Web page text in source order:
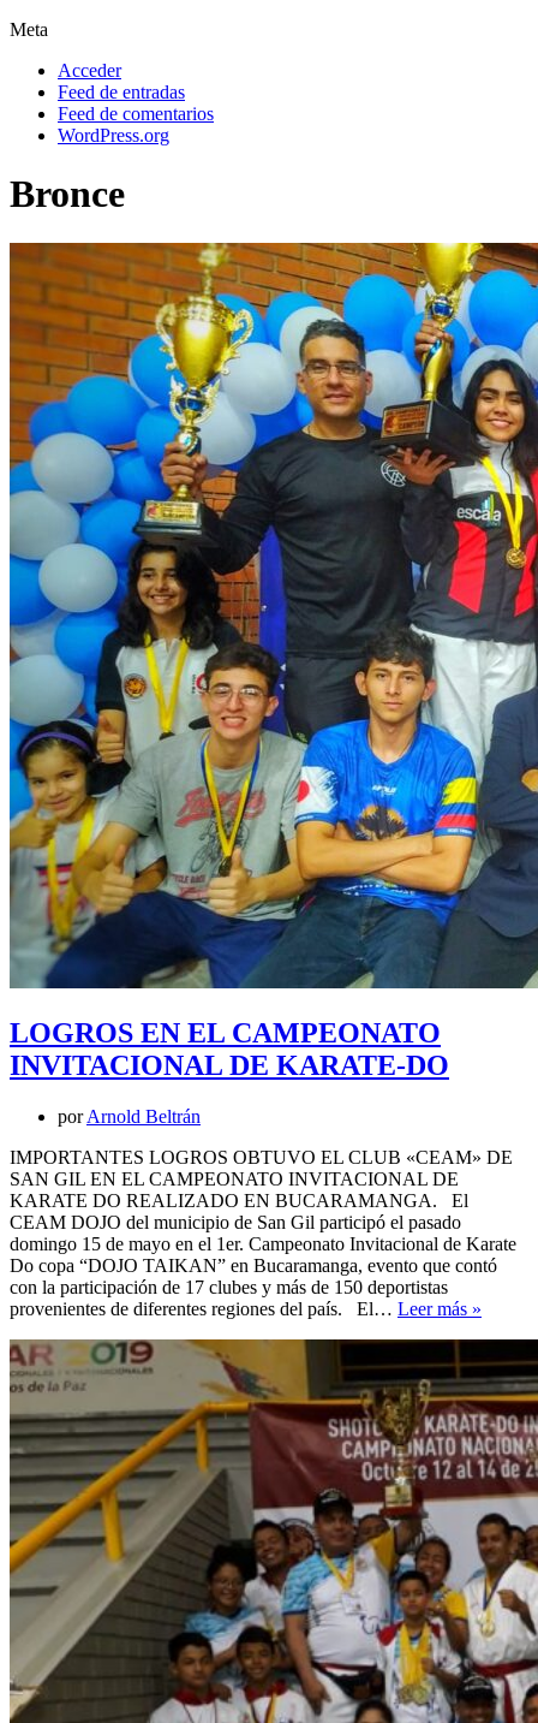
Meta
Acceder
Feed de entradas
Feed de comentarios
WordPress.org
Bronce
LOGROS EN EL CAMPEONATO
INVITACIONAL DE KARATE-DO
porArnold Beltrán
IMPORTANTES LOGROS OBTUVO EL CLUB «CEAM» DE
SAN GIL EN EL CAMPEONATO INVITACIONAL DE
KARATE DO REALIZADO EN BUCARAMANGA. El
CEAM DOJO del municipio de San Gil participó el pasado
domingo 15 de mayo en el 1er. Campeonato Invitacional de Karate
Do copa “DOJO TAIKAN” en Bucaramanga, evento que contó
con la participación de 17 clubes y más de 150 deportistas
provenientes de diferentes regiones del país. El… Leer más »
DE
DO